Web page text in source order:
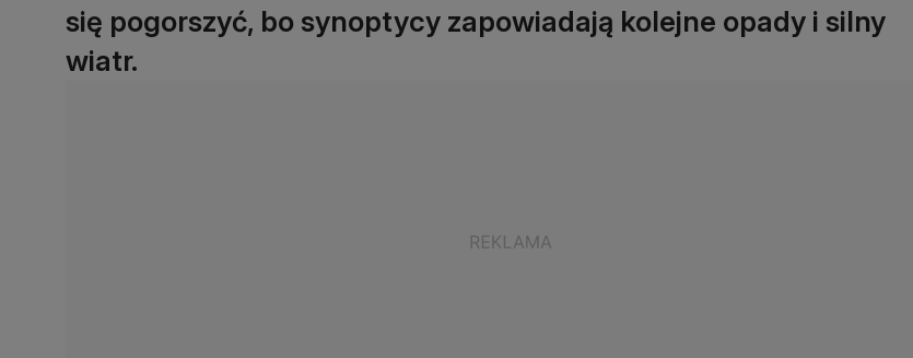
się pogorszyć, bo synoptycy zapowiadają kolejne opady i silny
wiatr.